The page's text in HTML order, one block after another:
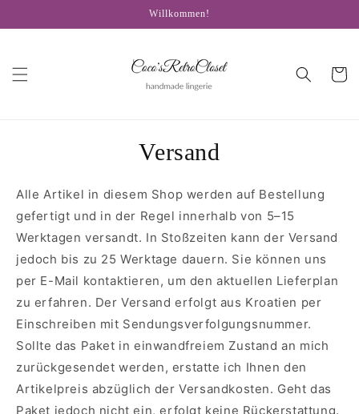
Inhalt
Willkommen!
Versand
Alle Artikel in diesem Shop werden auf Bestellung
gefertigt und in der Regel innerhalb von 5–15
Werktagen versandt. In Stoßzeiten kann der Versand
jedoch bis zu 25 Werktage dauern. Sie können uns
per E-Mail kontaktieren, um den aktuellen Lieferplan
zu erfahren. Der Versand erfolgt aus Kroatien per
Einschreiben mit Sendungsverfolgungsnummer.
Sollte das Paket in einwandfreiem Zustand an mich
zurückgesendet werden, erstatte ich Ihnen den
Artikelpreis abzüglich der Versandkosten. Geht das
Paket jedoch nicht ein, erfolgt keine Rückerstattung.